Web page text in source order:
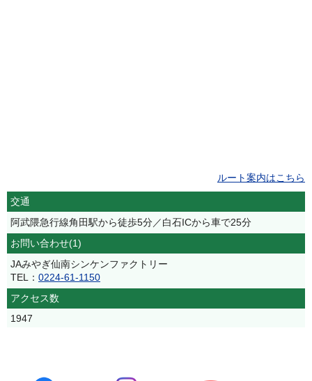
ルート案内はこちら
交通
阿武隈急行線角田駅から徒歩5分／白石ICから車で25分
お問い合わせ(1)
JAみやぎ仙南シンケンファクトリー
TEL： 0224-61-1150
アクセス数
1947